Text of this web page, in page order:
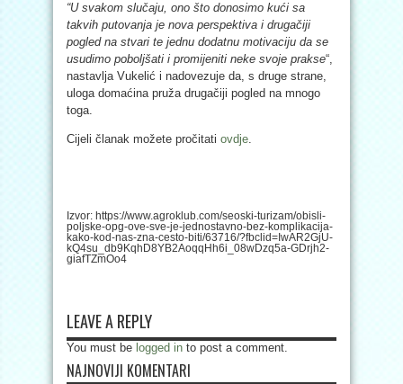
“U svakom slučaju, ono što donosimo kući sa
takvih putovanja je nova perspektiva i drugačiji
pogled na stvari te jednu dodatnu motivaciju da se
usudimo poboljšati i promijeniti neke svoje prakse“,
nastavlja Vukelić i nadovezuje da, s druge strane,
uloga domaćina pruža drugačiji pogled na mnogo
toga.
Cijeli članak možete pročitati ovdje.
Izvor: https://www.agroklub.com/seoski-turizam/obisli-
poljske-opg-ove-sve-je-jednostavno-bez-komplikacija-
kako-kod-nas-zna-cesto-biti/63716/?fbclid=IwAR2GjU-
kQ4su_db9KqhD8YB2AoqqHh6i_08wDzq5a-GDrjh2-
giafTZmOo4
LEAVE A REPLY
You must be logged in to post a comment.
NAJNOVIJI KOMENTARI